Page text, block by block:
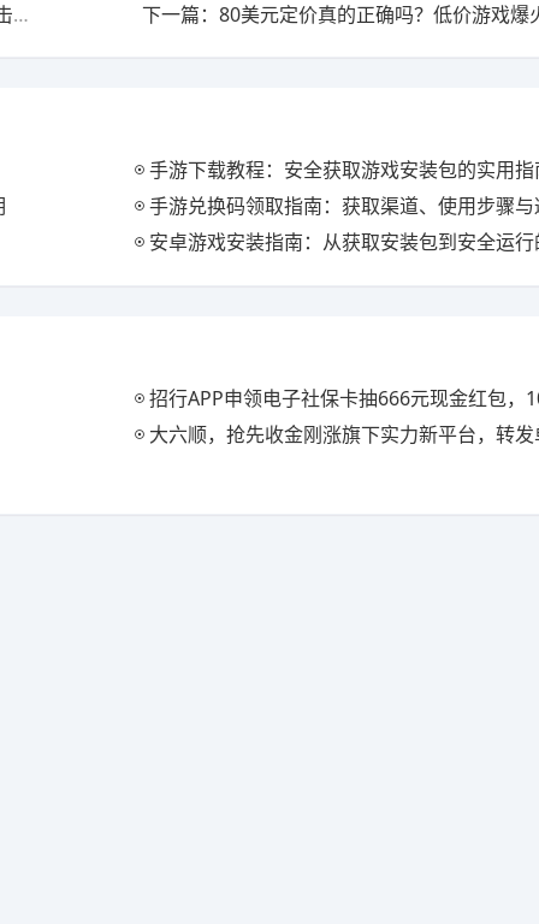
上一篇：苹果马年手机壳10元平替热销 电商平台低价冲击市场 下一篇：80美元定价真的正确吗？低价游戏爆
手游下载教程：安全获取游戏安装包的实用指
手游兑换码领取指南：获取渠道、使用步骤
安卓游戏安装指南：从获取安装包到安全运
招行APP申领电子社保卡抽666元现金红包，
大六顺，抢先收金刚涨旗下实力新平台，转发